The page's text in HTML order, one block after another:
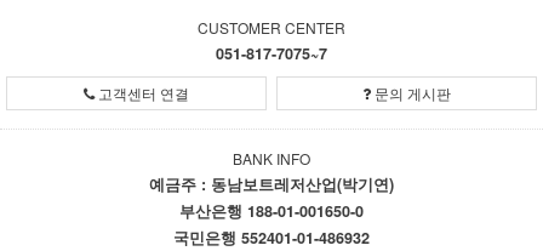
CUSTOMER CENTER
051-817-7075~7
고객센터 연결 문의 게시판
BANK INFO
예금주 : 동남보트레저산업(박기연)
부산은행 188-01-001650-0
국민은행 552401-01-486932